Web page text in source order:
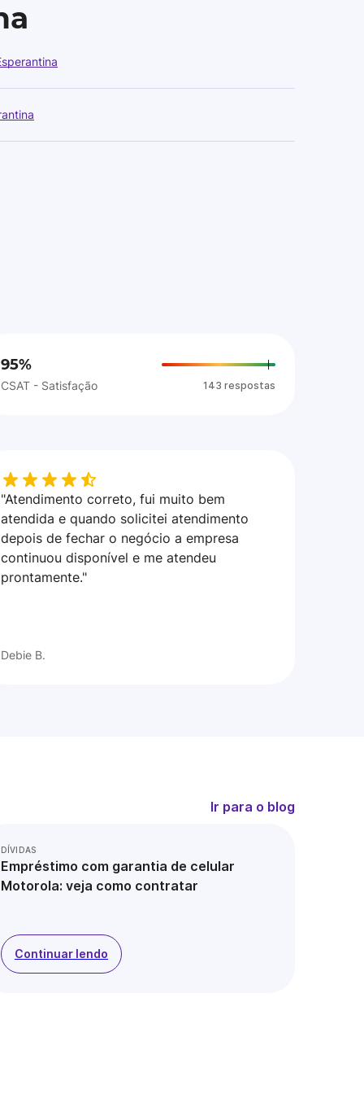
95%
CSAT - Satisfação 143 respostas
"Atendimento correto, fui muito bem
atendida e quando solicitei atendimento
depois de fechar o negócio a empresa
continuou disponível e me atendeu
prontamente."
Debie B.
Ir para o blog
DÍVIDAS
Empréstimo com garantia de celular
Motorola: veja como contratar
Continuar lendo